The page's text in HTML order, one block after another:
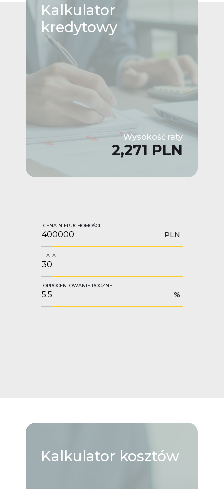
Kalkulator
kredytowy
Wysokość raty
2,271 PLN
CENA NIERUCHOMOŚCI
PLN
LATA
OPROCENTOWANIE ROCZNE
%
Kalkulator kosztów